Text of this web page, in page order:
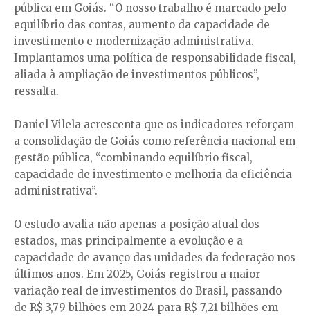
pública em Goiás. “O nosso trabalho é marcado pelo
equilíbrio das contas, aumento da capacidade de
investimento e modernização administrativa.
Implantamos uma política de responsabilidade fiscal,
aliada à ampliação de investimentos públicos”,
ressalta.
Daniel Vilela acrescenta que os indicadores reforçam
a consolidação de Goiás como referência nacional em
gestão pública, “combinando equilíbrio fiscal,
capacidade de investimento e melhoria da eficiência
administrativa”.
O estudo avalia não apenas a posição atual dos
estados, mas principalmente a evolução e a
capacidade de avanço das unidades da federação nos
últimos anos. Em 2025, Goiás registrou a maior
variação real de investimentos do Brasil, passando
de R$ 3,79 bilhões em 2024 para R$ 7,21 bilhões em